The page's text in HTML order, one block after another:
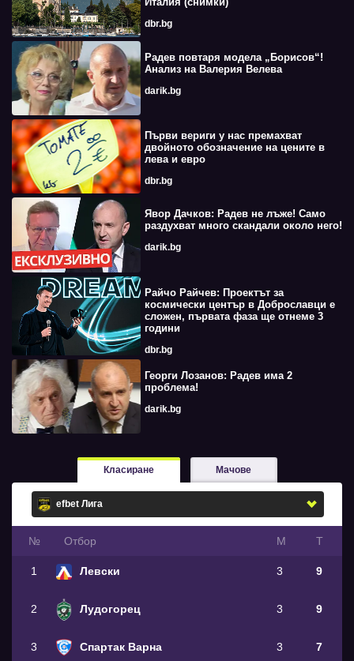
dbr.bg
Радев повтаря модела „Борисов“!
Анализ на Валерия Велева
darik.bg
Първи вериги у нас премахват
двойното обозначение на цените в
лева и евро
dbr.bg
Явор Дачков: Радев не лъже! Само
раздухват много скандали около него!
darik.bg
Райчо Райчев: Проектът за
космически център в Доброславци е
сложен, първата фаза ще отнеме 3
години
dbr.bg
Георги Лозанов: Радев има 2
проблема!
darik.bg
Класиране Мачове
№ Oтбор М Т
1 Левски 3 9
2 Лудогорец 3 9
3 Спартак Варна 3 7